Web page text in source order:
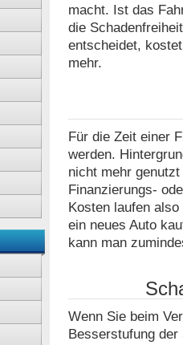
macht. Ist das
die
entscheidet,
mehr.
Für die Zeit einer
werden.
nicht mehr
Finanzierungs-
Kosten laufen
ein neues Auto
kann man
Wenn Sie beim
Besserstufung